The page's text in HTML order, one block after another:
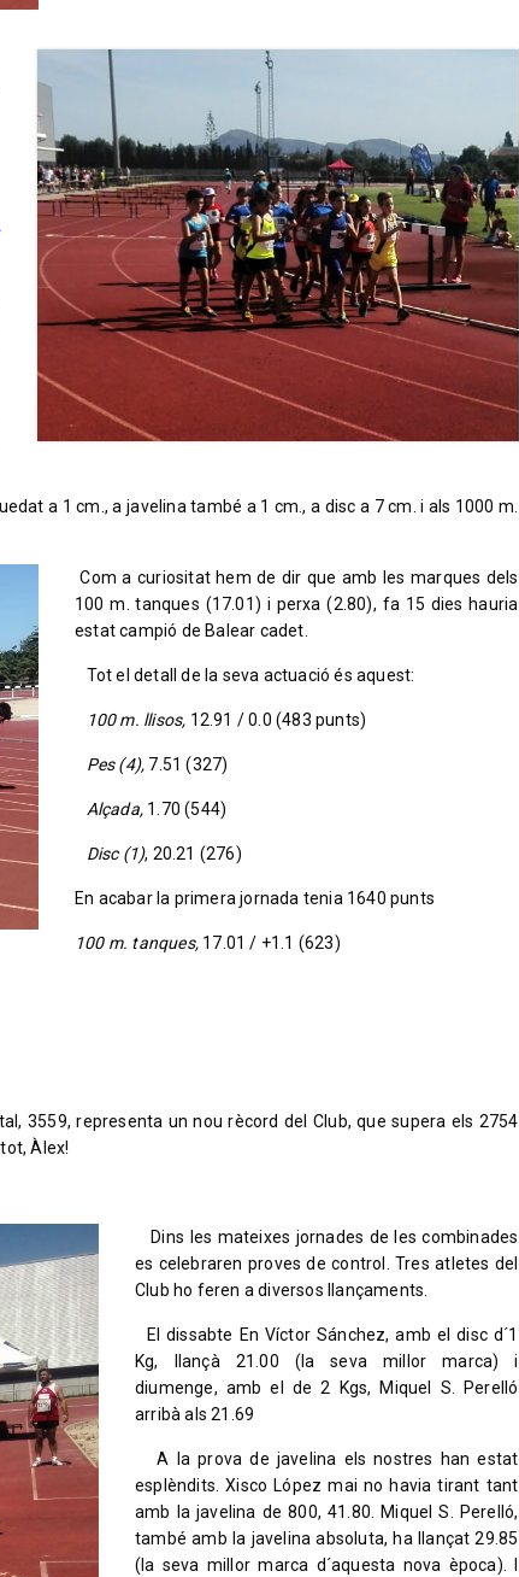
a 1 cm., a javelina també a 1 cm., a disc a 7 cm. i als 1000 m.
Com a curiositat hem de dir que amb les marques dels
100 m. tanques (17.01) i perxa (2.80), fa 15 dies hauria
estat campió de Balear cadet.
Tot el detall de la seva actuació és aquest:
100 m. llisos, 12.91 / 0.0 (483 punts)
Pes (4), 7.51 (327)
Alçada, 1.70 (544)
Disc (1), 20.21 (276)
En acabar la primera jornada tenia 1640 punts
100 m. tanques, 17.01 / +1.1 (623)
3559, representa un nou rècord del Club, que supera els 2754
Àlex!
Dins les mateixes jornades de les combinades
es celebraren proves de control. Tres atletes del
Club ho feren a diversos llançaments.
El dissabte En Víctor Sánchez, amb el disc d´1
Kg, llançà 21.00 (la seva millor marca) i
diumenge, amb el de 2 Kgs, Miquel S. Perelló
arribà als 21.69
A la prova de javelina els nostres han estat
esplèndits. Xisco López mai no havia tirant tant
amb la javelina de 800, 41.80. Miquel S. Perelló,
també amb la javelina absoluta, ha llançat 29.85
(la seva millor marca d´aquesta nova època). I